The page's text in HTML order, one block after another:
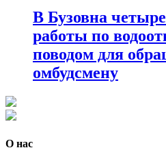
В Бузовна
работы по
поводом для
омбудсмену
О нас